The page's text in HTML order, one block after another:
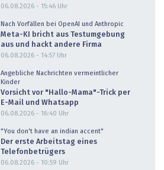
06.08.2026 - 15:46 Uhr
Nach Vorfällen bei OpenAI und Anthropic
Meta-KI bricht aus Testumgebung
aus und hackt andere Firma
06.08.2026 - 14:57 Uhr
Angebliche Nachrichten vermeintlicher
Kinder
Vorsicht vor "Hallo-Mama"-Trick per
E-Mail und Whatsapp
06.08.2026 - 16:40 Uhr
"You don't have an indian accent"
Der erste Arbeitstag eines
Telefonbetrügers
06.08.2026 - 10:59 Uhr